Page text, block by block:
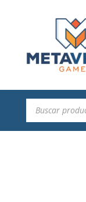
Búsqueda
productos